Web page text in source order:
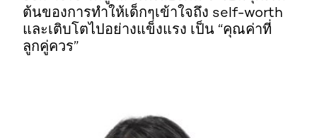
ต้นของการทำให้เด็กๆเข้าใจถึง self-worth
และเติบโตไปอย่างแข็งแรง เป็น “คุณค่าที่
ลูกคู่ควร”